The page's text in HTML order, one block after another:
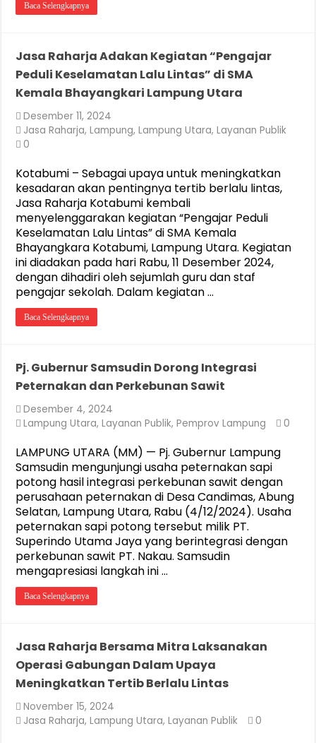
Baca Selengkapnya
Jasa Raharja Adakan Kegiatan “Pengajar
Peduli Keselamatan Lalu Lintas” di SMA
Kemala Bhayangkari Lampung Utara
Desember 11, 2024
Jasa Raharja,Lampung,Lampung Utara,Layanan Publik
0
Kotabumi – Sebagai upaya untuk meningkatkan
kesadaran akan pentingnya tertib berlalu lintas,
Jasa Raharja Kotabumi kembali
menyelenggarakan kegiatan “Pengajar Peduli
Keselamatan Lalu Lintas” di SMA Kemala
Bhayangkara Kotabumi, Lampung Utara. Kegiatan
ini diadakan pada hari Rabu, 11 Desember 2024,
dengan dihadiri oleh sejumlah guru dan staf
pengajar sekolah. Dalam kegiatan …
Baca Selengkapnya
Pj. Gubernur Samsudin Dorong Integrasi
Peternakan dan Perkebunan Sawit
Desember 4, 2024
Lampung Utara,Layanan Publik,Pemprov Lampung 0
LAMPUNG UTARA (MM) — Pj. Gubernur Lampung
Samsudin mengunjungi usaha peternakan sapi
potong hasil integrasi perkebunan sawit dengan
perusahaan peternakan di Desa Candimas, Abung
Selatan, Lampung Utara, Rabu (4/12/2024). Usaha
peternakan sapi potong tersebut milik PT.
Superindo Utama Jaya yang berintegrasi dengan
perkebunan sawit PT. Nakau. Samsudin
mengapresiasi langkah ini …
Baca Selengkapnya
Jasa Raharja Bersama Mitra Laksanakan
Operasi Gabungan Dalam Upaya
Meningkatkan Tertib Berlalu Lintas
November 15, 2024
Jasa Raharja,Lampung Utara,Layanan Publik 0